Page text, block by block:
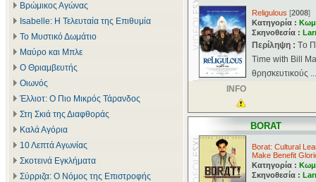
Βρώμικος Αγώνας
Isabelle: Η Τελευταία της Επιθυμία
Το Μυστικό Δωμάτιο
Μαύρο και Μπλε
Ο Θριαμβευτής
Οιωνός
Έλλιοτ: Ο Πιο Μικρός Τάρανδος
Στη Σκιά της Διαφθοράς
Καλά Αγόρια
10 Λεπτά Αγωνίας
Σκοτεινά Εγκλήματα
Σύρριζα: Ο Νόμος της Επιστροφής
Religulous [2008]
Κατηγορία :
Σκηνοθεσία :
Περίληψη : Tο
Time with Bill
θρησκευτικούς ...
INFO
BORAT
Borat: Cultural
Make Benefit
Κατηγορία :
Σκηνοθεσία :